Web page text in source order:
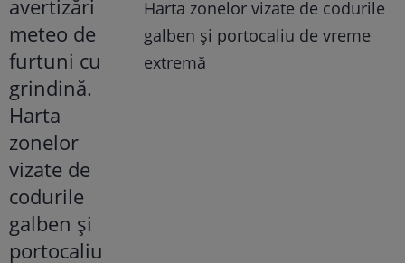
Harta zonelor vizate de codurile
galben și portocaliu de vreme
extremă